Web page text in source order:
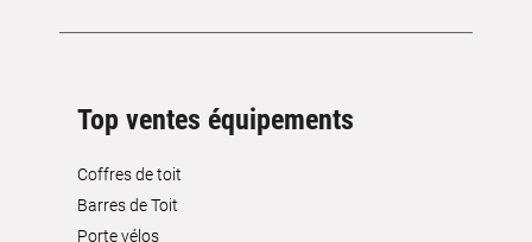
Top ventes équipements
Coffres de toit
Barres de Toit
Porte vélos